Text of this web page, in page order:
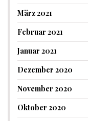
März 2021
Februar 2021
Januar 2021
Dezember 2020
November 2020
Oktober 2020